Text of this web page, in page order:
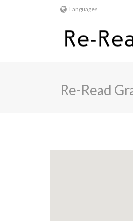
Languages
Re-Read